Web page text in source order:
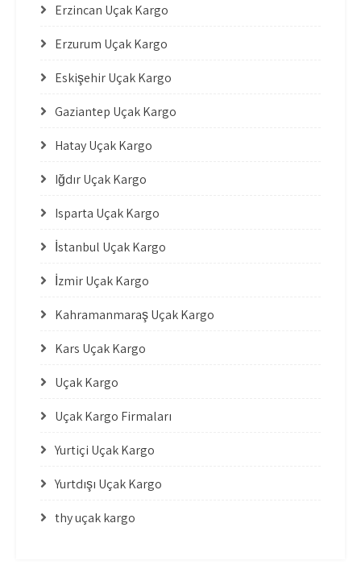
Erzincan Uçak Kargo
Erzurum Uçak Kargo
Eskişehir Uçak Kargo
Gaziantep Uçak Kargo
Hatay Uçak Kargo
Iğdır Uçak Kargo
Isparta Uçak Kargo
İstanbul Uçak Kargo
İzmir Uçak Kargo
Kahramanmaraş Uçak Kargo
Kars Uçak Kargo
Uçak Kargo
Uçak Kargo Firmaları
Yurtiçi Uçak Kargo
Yurtdışı Uçak Kargo
thy uçak kargo